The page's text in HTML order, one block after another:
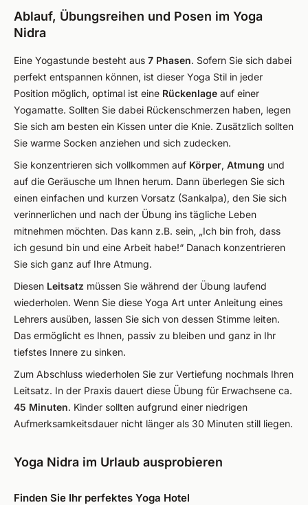
Ablauf, Übungsreihen und Posen im Yoga
Nidra
Eine Yogastunde besteht aus 7 Phasen. Sofern Sie sich dabei
perfekt entspannen können, ist dieser Yoga Stil in jeder
Position möglich, optimal ist eine Rückenlage auf einer
Yogamatte. Sollten Sie dabei Rückenschmerzen haben, legen
Sie sich am besten ein Kissen unter die Knie. Zusätzlich sollten
Sie warme Socken anziehen und sich zudecken.
Sie konzentrieren sich vollkommen auf Körper, Atmung und
auf die Geräusche um Ihnen herum. Dann überlegen Sie sich
einen einfachen und kurzen Vorsatz (Sankalpa), den Sie sich
verinnerlichen und nach der Übung ins tägliche Leben
mitnehmen möchten. Das kann z.B. sein, „Ich bin froh, dass
ich gesund bin und eine Arbeit habe!“ Danach konzentrieren
Sie sich ganz auf Ihre Atmung.
Diesen Leitsatz müssen Sie während der Übung laufend
wiederholen. Wenn Sie diese Yoga Art unter Anleitung eines
Lehrers ausüben, lassen Sie sich von dessen Stimme leiten.
Das ermöglicht es Ihnen, passiv zu bleiben und ganz in Ihr
tiefstes Innere zu sinken.
Zum Abschluss wiederholen Sie zur Vertiefung nochmals Ihren
Leitsatz. In der Praxis dauert diese Übung für Erwachsene ca.
45 Minuten. Kinder sollten aufgrund einer niedrigen
Aufmerksamkeitsdauer nicht länger als 30 Minuten still liegen.
Yoga Nidra im Urlaub ausprobieren
Finden Sie Ihr perfektes Yoga Hotel